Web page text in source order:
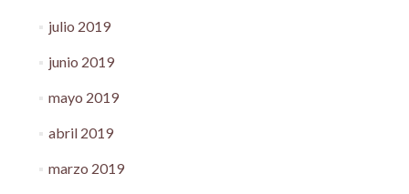
julio 2019
junio 2019
mayo 2019
abril 2019
marzo 2019